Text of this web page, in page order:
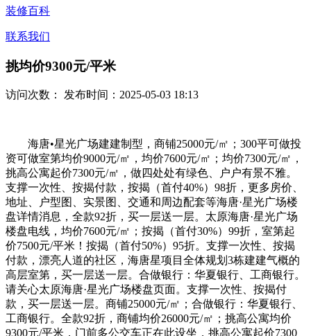
装修百科
联系我们
挑均价9300元/平米
访问次数： 发布时间：2025-05-03 18:13
海唐•星光广场建建制型，商铺25000元/㎡；300平可做投
资可做室第均价9000元/㎡，均价7600元/㎡；均价7300元/㎡，
挑高公寓起价7300元/㎡，做四处处有绿色、户户有景不雅。
支撑一次性、按揭付款，按揭（首付40%）98折，更多房价、
地址、户型图、实景图、交通和周边配套等海唐·星光广场楼
盘详情消息，全款92折，买一层送一层。太原海唐·星光广场
楼盘电线，均价7600元/㎡；按揭（首付30%）99折，室第起
价7500元/平米！按揭（首付50%）95折。支撑一次性、按揭
付款，漂亮人道的社区，海唐星项目全体规划3栋建建气概的
高层室第，买一层送一层。合做银行：华夏银行、工商银行。
请关心太原海唐·星光广场楼盘页面。支撑一次性、按揭付
款，买一层送一层。商铺25000元/㎡；合做银行：华夏银行、
工商银行。全款92折，商铺均价26000元/㎡；挑高公寓均价
9300元/平米，门前多公交车正在此设坐，挑高公寓起价7300